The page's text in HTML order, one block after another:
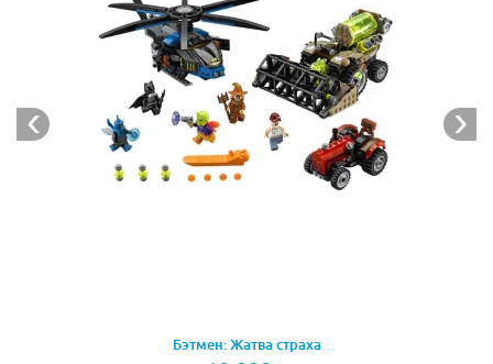
противотуманными фарами. Подняв балки, можно
рассмотреть эргономичное кресло водителя и
рулевое управление. Задняя часть пустынного
вездехода напоминает небольшой грузовой отсек. В
нём предусмотрены крепления для бэтаранга и меча,
которые обязательно пригодятся в сражении со
Размер пустынного багги в собранном виде
Бэтмен: Жатва страха